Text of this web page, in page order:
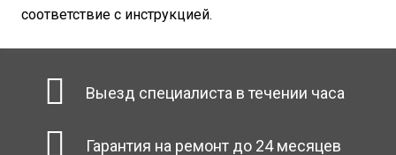
соответствие с инструкцией.
Выезд специалиста в течении часа
Гарантия на ремонт до 24 месяцев